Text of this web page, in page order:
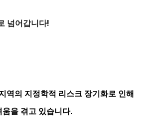
넘어갑니다!
역의 지정학적 리스크 장기화로 인해
을 겪고 있습니다.